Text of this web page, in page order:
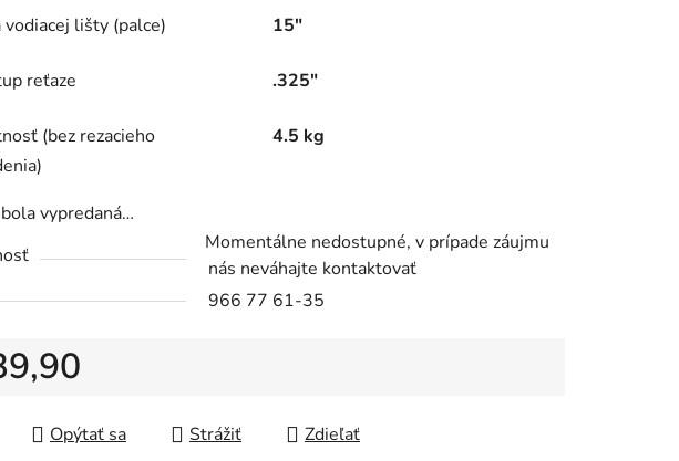
vodiacej lišty (palce) 15"
reťaze .325"
(bez rezacieho
4.5 kg
vypredaná…
Momentálne nedostupné, v prípade záujmu
nás neváhajte kontaktovať
966 77 61-35
Opýtať sa Strážiť Zdieľať